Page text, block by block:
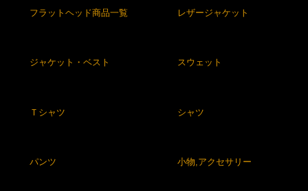
フラットヘッド商品一覧 レザージャケット
ジャケット・ベスト スウェット
Ｔシャツ シャツ
パンツ 小物,アクセサリー